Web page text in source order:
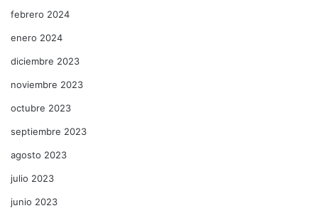
febrero 2024
enero 2024
diciembre 2023
noviembre 2023
octubre 2023
septiembre 2023
agosto 2023
julio 2023
junio 2023